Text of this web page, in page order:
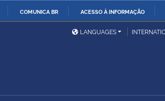
COMUNICA BR ACESSO À INFORMAÇÃO
Ministério das Relações
ExterioresLANGUAGES